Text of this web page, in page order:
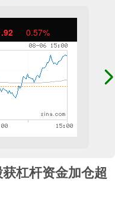
0.57%
杠杆资金加仓超